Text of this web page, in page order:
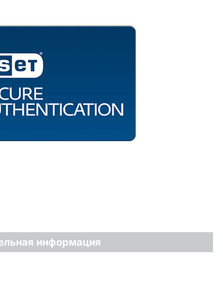
информация